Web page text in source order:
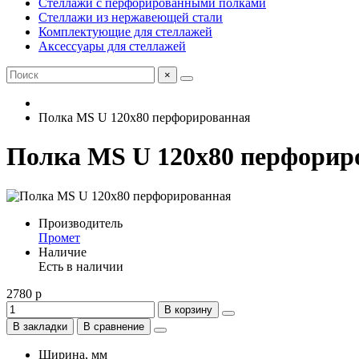
Стеллажи с перфорированными полками
Стеллажи из нержавеющей стали
Комплектующие для стеллажей
Аксессуары для стеллажей
×
Полка MS U 120х80 перфорированная
Полка MS U 120х80
Производитель
Промет
Наличие
Есть в наличии
2780 р
В корзину
В закладки
В сравнение
Ширина, мм